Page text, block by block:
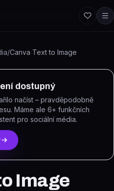
/Canva Text to Image
dostupný
načíst – pravděpodobně
Máme ale 6+ funkčních
pro sociální média.
Image